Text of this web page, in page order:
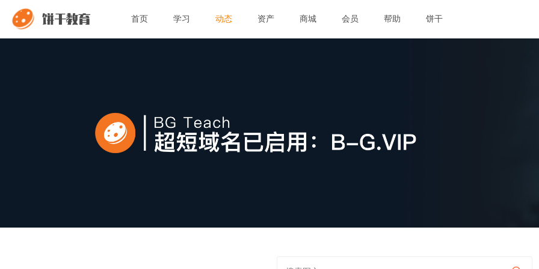
饼干教育 首页 学习 动态 资产 商城 会员 帮助 饼干